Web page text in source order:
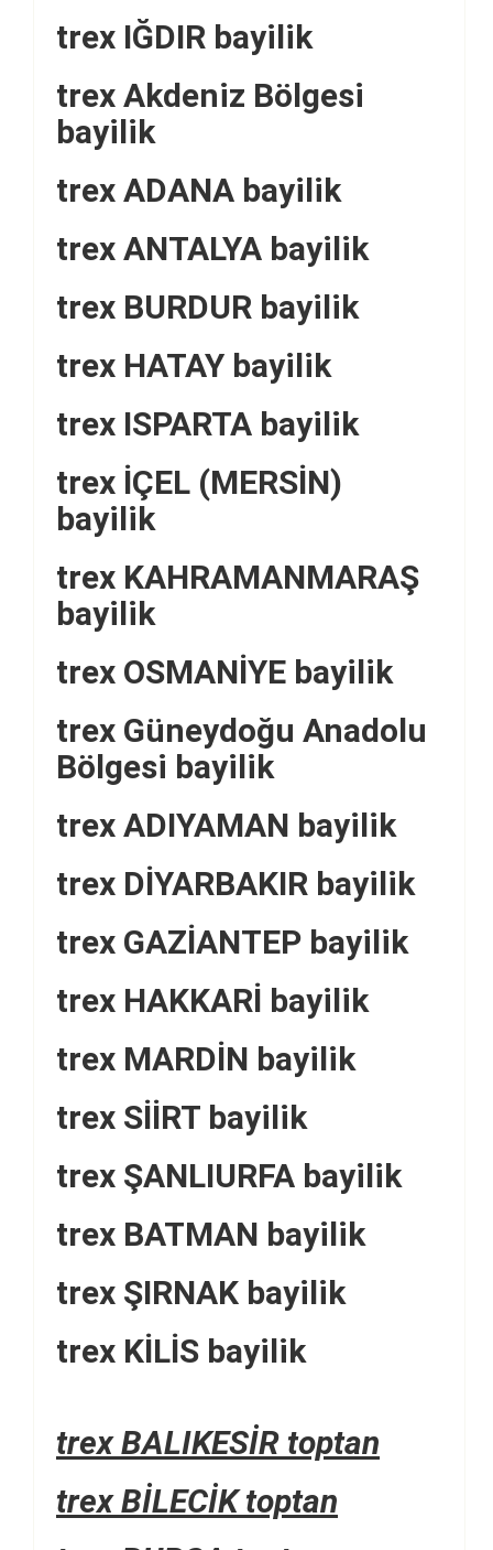
trex IĞDIR bayilik
trex Akdeniz Bölgesi
bayilik
trex ADANA bayilik
trex ANTALYA bayilik
trex BURDUR bayilik
trex HATAY bayilik
trex ISPARTA bayilik
trex İÇEL (MERSİN)
bayilik
trex KAHRAMANMARAŞ
bayilik
trex OSMANİYE bayilik
trex Güneydoğu Anadolu
Bölgesi bayilik
trex ADIYAMAN bayilik
trex DİYARBAKIR bayilik
trex GAZİANTEP bayilik
trex HAKKARİ bayilik
trex MARDİN bayilik
trex SİİRT bayilik
trex ŞANLIURFA bayilik
trex BATMAN bayilik
trex ŞIRNAK bayilik
trex KİLİS bayilik
trex BALIKESİR toptan
trex BİLECİK toptan